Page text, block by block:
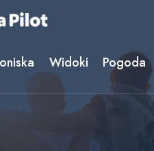
Widoki Pogoda